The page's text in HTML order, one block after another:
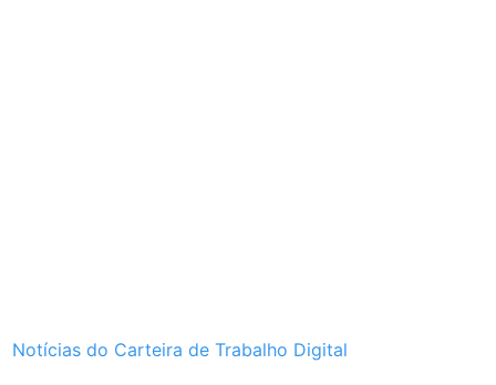
Notícias do Carteira de Trabalho Digital